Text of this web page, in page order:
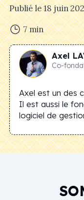
Publié le18 juin
7 min
Axel
Co-
Axel est un des
Il est aussi le
logiciel de